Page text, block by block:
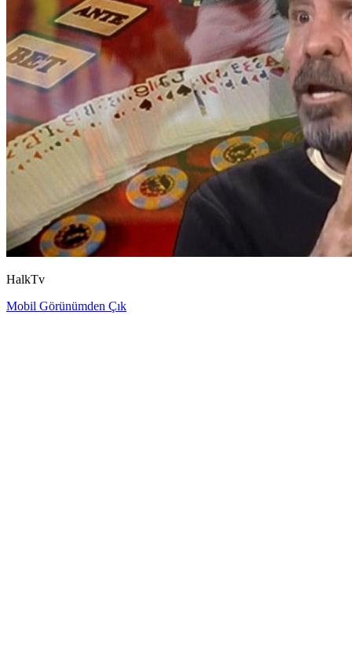
HalkTv
Mobil Görünümden Çık